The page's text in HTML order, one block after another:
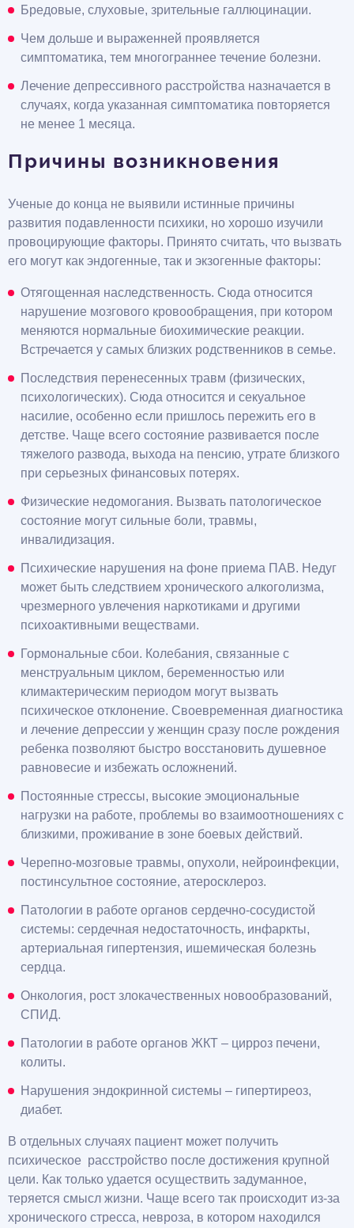
Бредовые, слуховые, зрительные галлюцинации.
Чем дольше и выраженней проявляется
симптоматика, тем многограннее течение болезни.
Лечение депрессивного расстройства назначается в
случаях, когда указанная симптоматика повторяется
не менее 1 месяца.
Причины возникновения
Ученые до конца не выявили истинные причины
развития подавленности психики, но хорошо изучили
провоцирующие факторы. Принято считать, что вызвать
его могут как эндогенные, так и экзогенные факторы:
Отягощенная наследственность. Сюда относится
нарушение мозгового кровообращения, при котором
меняются нормальные биохимические реакции.
Встречается у самых близких родственников в семье.
Последствия перенесенных травм (физических,
психологических). Сюда относится и секуальное
насилие, особенно если пришлось пережить его в
детстве. Чаще всего состояние развивается после
тяжелого развода, выхода на пенсию, утрате близкого
при серьезных финансовых потерях.
Физические недомогания. Вызвать патологическое
состояние могут сильные боли, травмы,
инвалидизация.
Психические нарушения на фоне приема ПАВ. Недуг
может быть следствием хронического алкоголизма,
чрезмерного увлечения наркотиками и другими
психоактивными веществами.
Гормональные сбои. Колебания, связанные с
менструальным циклом, беременностью или
климактерическим периодом могут вызвать
психическое отклонение. Своевременная диагностика
и лечение депрессии у женщин сразу после рождения
ребенка позволяют быстро восстановить душевное
равновесие и избежать осложнений.
Постоянные стрессы, высокие эмоциональные
нагрузки на работе, проблемы во взаимоотношениях с
близкими, проживание в зоне боевых действий.
Черепно-мозговые травмы, опухоли, нейроинфекции,
постинсультное состояние, атеросклероз.
Патологии в работе органов сердечно-сосудистой
системы: сердечная недостаточность, инфаркты,
артериальная гипертензия, ишемическая болезнь
сердца.
Онкология, рост злокачественных новообразований,
СПИД.
Патологии в работе органов ЖКТ – цирроз печени,
колиты.
Нарушения эндокринной системы – гипертиреоз,
диабет.
В отдельных случаях пациент может получить
психическое расстройство после достижения крупной
цели. Как только удается осуществить задуманное,
теряется смысл жизни. Чаще всего так происходит из-за
хронического стресса, невроза, в котором находился